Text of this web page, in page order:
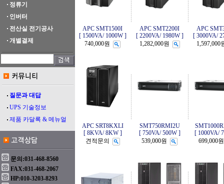
정류기
인버터
전산실 전기공사
개별결제
질문과 대답
UPS 기술정보
제품 카달록 & 메뉴얼
문의:031-468-8560
FAX:031-468-2067
HP:010-3203-8293
APC SMT1500I
[ 1500VA/ 1000W ]
740,000원
APC SMT2200I
[ 2200VA/ 1980W ]
1,282,000원
APC
[ 3000VA/
1,597,000
APC SRT8KXLI
[ 8KVA/ 8KW ]
견적문의
SMT750RMI2U
[ 750VA/ 500W ]
539,000원
[ 1000VA/
699,000원